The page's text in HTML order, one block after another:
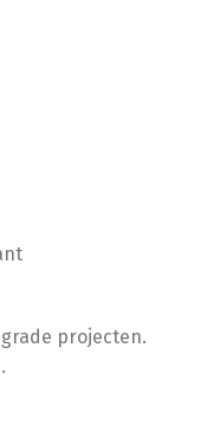
projecten.